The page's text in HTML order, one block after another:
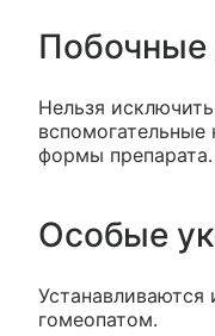
Побочные
Нельзя
вспомогательные
формы препарата.
Особые
гомеопатом.